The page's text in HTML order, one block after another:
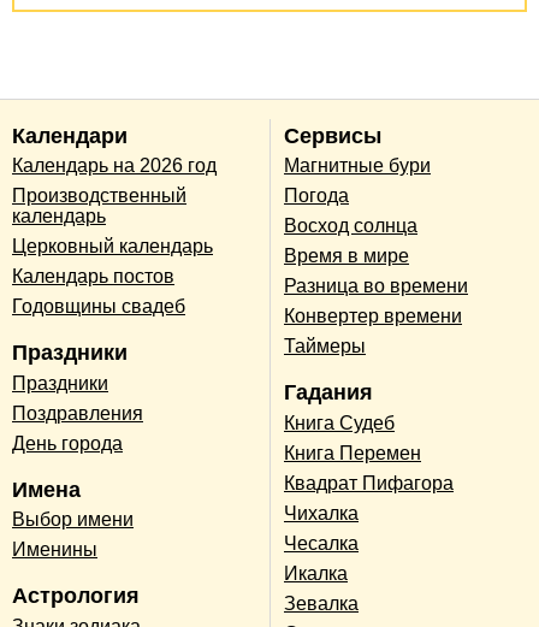
Календари
Календарь на 2026 год
Производственный
календарь
Церковный календарь
Календарь постов
Годовщины свадеб
Праздники
Праздники
Поздравления
День города
Имена
Выбор имени
Именины
Астрология
Сервисы
Магнитные бури
Погода
Восход солнца
Время в мире
Разница во времени
Конвертер времени
Таймеры
Гадания
Книга Судеб
Книга Перемен
Квадрат Пифагора
Чихалка
Чесалка
Икалка
Зевалка